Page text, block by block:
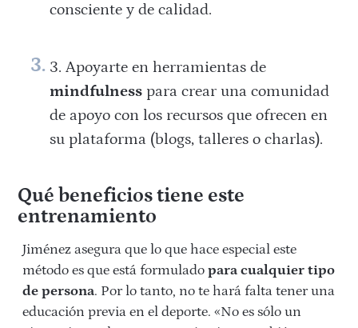
consciente y de calidad.
Apoyarte en herramientas de
mindfulnesspara crear una comunidad
de apoyo con los recursos que ofrecen en
su plataforma (blogs, talleres o charlas).
Qué beneficios tiene este
entrenamiento
Jiménez asegura que lo que hace especial este
método es que está formulado para cualquier tipo
de persona. Por lo tanto, no te hará falta tener una
educación previa en el deporte. «No es sólo un